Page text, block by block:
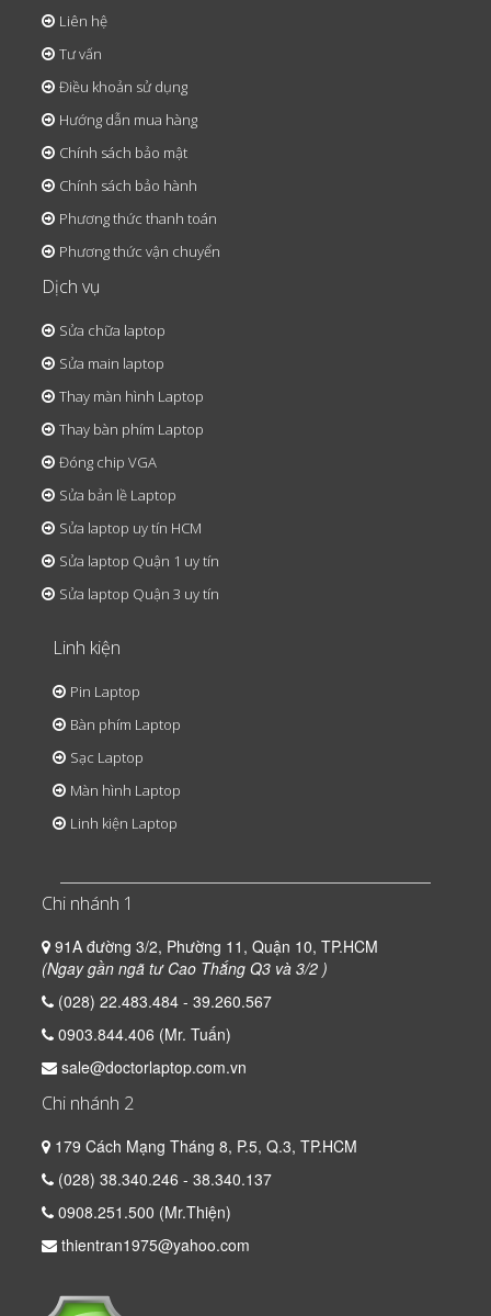
Liên hệ
Tư vấn
Điều khoản sử dụng
Hướng dẫn mua hàng
Chính sách bảo mật
Chính sách bảo hành
Phương thức thanh toán
Phương thức vận chuyển
Dịch vụ
Sửa chữa laptop
Sửa main laptop
Thay màn hình Laptop
Thay bàn phím Laptop
Đóng chip VGA
Sửa bản lề Laptop
Sửa laptop uy tín HCM
Sửa laptop Quận 1 uy tín
Sửa laptop Quận 3 uy tín
Linh kiện
Pin Laptop
Bàn phím Laptop
Sạc Laptop
Màn hình Laptop
Linh kiện Laptop
Chi nhánh 1
91A đường 3/2, Phường 11, Quận 10, TP.HCM
(Ngay gần ngã tư Cao Thắng Q3 và 3/2 )
(028) 22.483.484 - 39.260.567
0903.844.406 (Mr. Tuấn)
sale@doctorlaptop.com.vn
Chi nhánh 2
179 Cách Mạng Tháng 8, P.5, Q.3, TP.HCM
(028) 38.340.246 - 38.340.137
0908.251.500 (Mr.Thiện)
thientran1975@yahoo.com